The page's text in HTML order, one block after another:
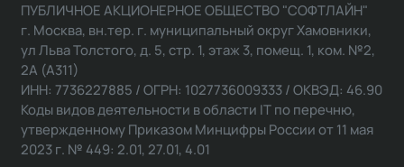
ПУБЛИЧНОЕ АКЦИОНЕРНОЕ ОБЩЕСТВО "СОФТЛАЙН"
г. Москва, вн.тер. г. муниципальный округ Хамовники,
ул Льва Толстого, д. 5, стр. 1, этаж 3, помещ. 1, ком. №2,
2А (А311)
ИНН: 7736227885 / ОГРН: 1027736009333 / ОКВЭД: 46.90
Коды видов деятельности в области IT по перечню,
утвержденному Приказом Минцифры России от 11 мая
2023 г. № 449: 2.01, 27.01, 4.01